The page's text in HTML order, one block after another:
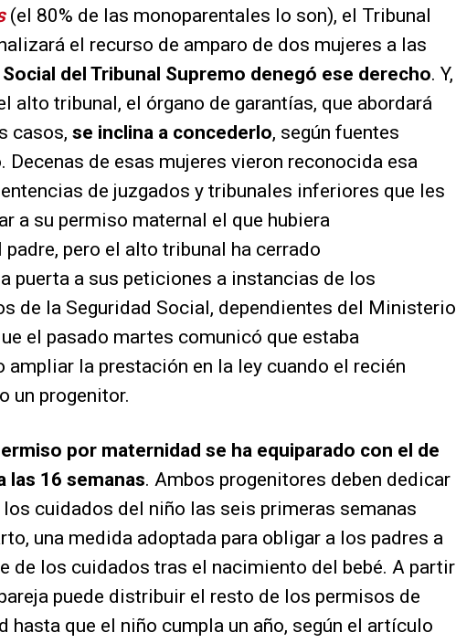
(el 80% de las monoparentales lo son), el Tribunal
el recurso de amparo de dos mujeres a las
Social del Tribunal Supremo denegó ese derecho. Y,
alto tribunal, el órgano de garantías, que abordará
casos, se inclina a concederlo, según fuentes
Decenas de esas mujeres vieron reconocida esa
de juzgados y tribunales inferiores que les
a su permiso maternal el que hubiera
pero el alto tribunal ha cerrado
puerta a sus peticiones a instancias de los
de la Seguridad Social, dependientes del Ministerio
el pasado martes comunicó que estaba
ampliar la prestación en la ley cuando el recién
un progenitor.
por maternidad se ha equiparado con el de
las 16 semanas. Ambos progenitores deben dedicar
cuidados del niño las seis primeras semanas
una medida adoptada para obligar a los padres a
de los cuidados tras el nacimiento del bebé. A partir
puede distribuir el resto de los permisos de
hasta que el niño cumpla un año, según el artículo